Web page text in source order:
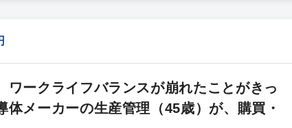
ワークライフバランスが崩れたことがきっ
体メーカーの生産管理（45歳）が、購買・